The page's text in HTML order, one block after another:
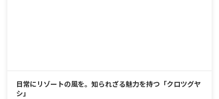
日常にリゾートの風を。知られざる魅力を持つ「クロツグヤ
シ」